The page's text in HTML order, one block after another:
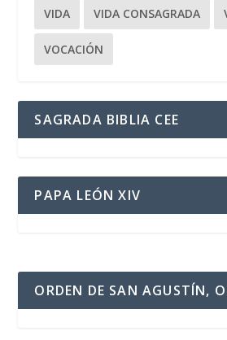
VIDA VIDA CONSAGRADA
VOCACIÓN
SAGRADA BIBLIA CEE
PAPA LEÓN XIV
ORDEN DE SAN AGUSTÍN,